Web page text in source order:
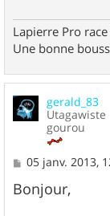
Lapierre Pro
Une bonne
gerald_83
Utagawiste
gourou
M
s
s
05 janv. 2013,
Bonjour,